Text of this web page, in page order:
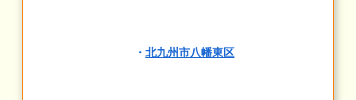
・ 北九州市八幡東区